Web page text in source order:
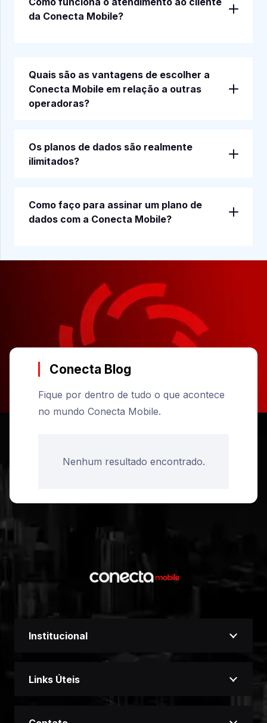
da Conecta Mobile?
Quais são as vantagens de escolher a
Conecta Mobile em relação a outras
operadoras?
Os planos de dados são realmente
ilimitados?
Como faço para assinar um plano de
dados com a Conecta Mobile?
Conecta Blog
Fique por dentro de tudo o que acontece
no mundo Conecta Mobile.
Nenhum resultado encontrado.
Institucional
Links Úteis